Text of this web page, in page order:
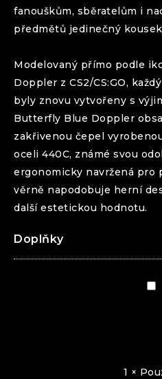
fanouškům, sběratelům i
předmětů jedinečný
Modelovaný přímo podle
Doppler z CS2/CS:GO,
byly znovu vytvořeny s
Butterfly Blue Doppler
zakřivenou čepel
oceli 440C, známé svou
ergonomicky navržená pro
věrně napodobuje herní
další estetickou hodnotu.
Doplňky
1 ×